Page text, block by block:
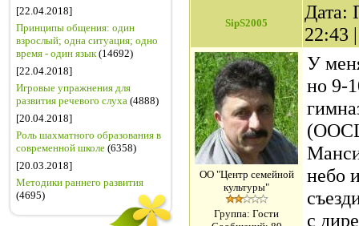
[22.04.2018]
Принципы общения: один
взрослый; одна ситуация; одно
время - один язык(14692)
[22.04.2018]
Игровые упражнения для
развития речевого слуха (4888)
[20.04.2018]
Роль шахматного образования в
современной школе (6358)
[20.03.2018]
Методики раннего развития
(4695)
SipS2005
Дата:
22:43
ОО "Центр семейной
культуры"
Группа: Гости
У
но 9-
небо
с